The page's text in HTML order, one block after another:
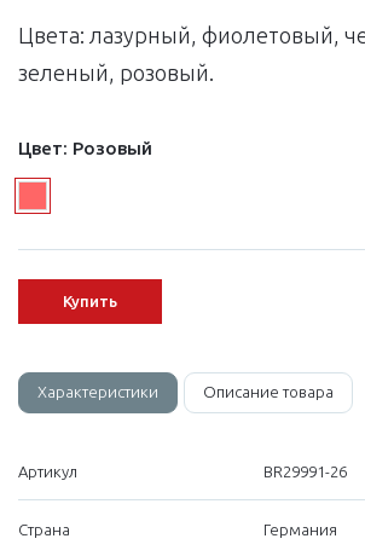
Цвета: лазурный, фиолетовый,
зеленый, розовый.
Цвет: Розовый
Купить
Характеристики Описание товара
Артикул BR29991-26
Страна Германия